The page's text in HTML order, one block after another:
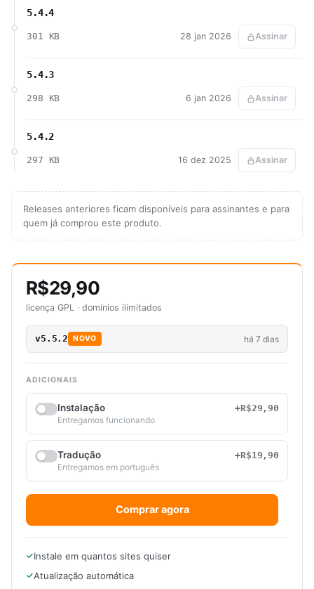
5.4.4
301 KB 28 jan 2026 Assinar
5.4.3
298 KB 6 jan 2026 Assinar
5.4.2
297 KB 16 dez 2025 Assinar
Releases anteriores ficam disponíveis para assinantes e para
quem já comprou este produto.
R$29,90
licença GPL · domínios ilimitados
v5.5.2 NOVO há 7 dias
ADICIONAIS
Instalação
+R$29,90
Entregamos funcionando
Tradução
+R$19,90
Entregamos em português
Comprar agora
Instale em quantos sites quiser
Atualização automática